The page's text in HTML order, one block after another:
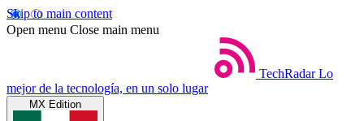
Skip to main content
Open menu Close main menu
TechRadar Lo
mejor de la tecnología, en un solo lugar
MX Edition